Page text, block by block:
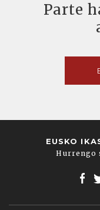
Parte
EUSKO
Hurrengo